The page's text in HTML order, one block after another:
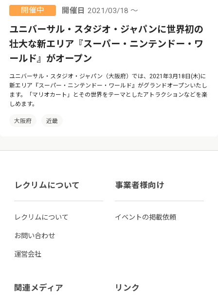
開催中 開催日 2021/03/18 ～
ユニバーサル・スタジオ・ジャパンに世界初の
壮大な新エリア『スーパー・ニンテンドー・ワ
ールド』がオープン
ユニバーサル・スタジオ・ジャパン（大阪府）では、2021年3月18日(木)に
新エリア『スーパー・ニンテンドー・ワールド』がグランドオープンいたし
ます。「マリオカート」とその世界をテーマとしたアトラクションなどを楽
しめます。
大阪府 近畿
レクリムについて
レクリムについて
お問い合わせ
運営会社
事業者様向け
イベントの掲載依頼
関連メディア リンク